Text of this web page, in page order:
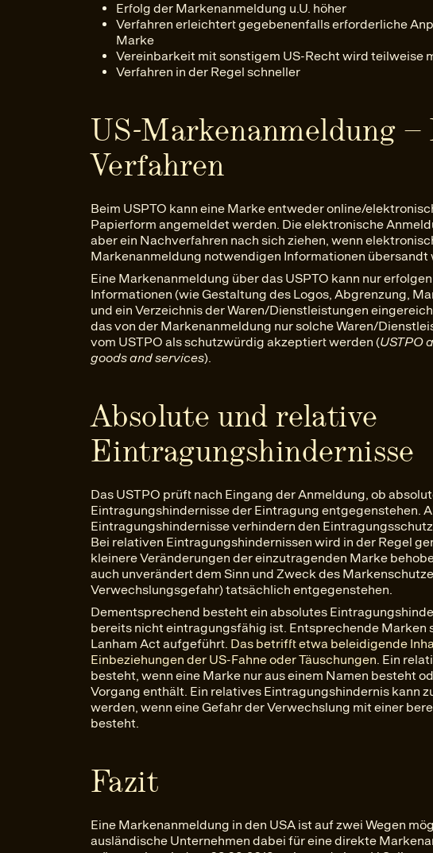
Erfolg der Markenanmeldung u.U. höher
Verfahren erleichtert gegebenenfalls erforderliche
Marke
Vereinbarkeit mit sonstigem US-Recht wird teilweise
Verfahren in der Regel schneller
US-Markenanmeldung –
Verfahren
Beim USPTO kann eine Marke entweder online/
Papierform angemeldet werden. Die elektronische
aber ein Nachverfahren nach sich ziehen, wenn
Markenanmeldung notwendigen Informationen übersandt
Eine Markenanmeldung über das USPTO kann nur
Informationen (wie Gestaltung des Logos, Abgrenzung,
und ein Verzeichnis der Waren/Dienstleistungen
das von der Markenanmeldung nur solche Waren/
vom USTPO als schutzwürdig akzeptiert werden (USTPO
goods and services).
Absolute und relative
Eintragungshindernisse
Das USTPO prüft nach Eingang der Anmeldung, ob
Eintragungshindernisse der Eintragung entgegenstehen.
Eintragungshindernisse verhindern den
Bei relativen Eintragungshindernissen wird in der Regel
kleinere Veränderungen der einzutragenden Marke
auch unverändert dem Sinn und Zweck des
Verwechslungsgefahr) tatsächlich entgegenstehen.
Dementsprechend besteht ein absolutes
bereits nicht eintragungsfähig ist. Entsprechende Marken
Lanham Act aufgeführt. Das betrifft etwa beleidigende
Einbeziehungen der US-Fahne oder Täuschungen. Ein
besteht, wenn eine Marke nur aus einem Namen besteht
Vorgang enthält. Ein relatives Eintragungshindernis kann
werden, wenn eine Gefahr der Verwechslung mit einer
besteht.
Fazit
Eine Markenanmeldung in den USA ist auf zwei Wegen
ausländische Unternehmen dabei für eine direkte